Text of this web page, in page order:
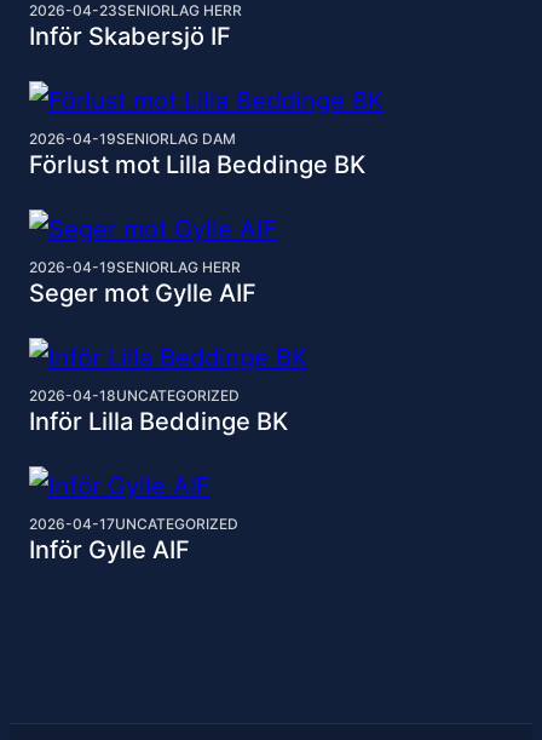
2026-04-23SENIORLAG HERR
Inför Skabersjö IF
2026-04-19SENIORLAG DAM
Förlust mot Lilla Beddinge BK
2026-04-19SENIORLAG HERR
Seger mot Gylle AIF
2026-04-18UNCATEGORIZED
Inför Lilla Beddinge BK
2026-04-17UNCATEGORIZED
Inför Gylle AIF